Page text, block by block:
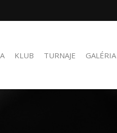
KLUB TURNAJE GALÉRIA